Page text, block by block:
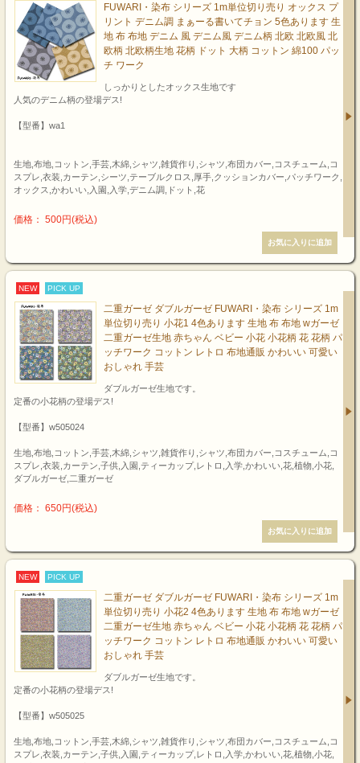
FUWARI・染布 シリーズ 1m単位切り売り オックス プ
リント デニム調 まぁーる書いてチョン 5色あります 生
地 布 布地 デニム 風 デニム風 デニム柄 北欧 北欧風 北
欧柄 北欧柄生地 花柄 ドット 大柄 コットン 綿100 パッ
チ ワーク
しっかりとしたオックス生地です
人気のデニム柄の登場デス!
【型番】wa1
生地,布地,コットン,手芸,木綿,シャツ,雑貨作り,シャツ,布団カバー,コスチューム,コ
スプレ,衣装,カーテン,シーツ,テーブルクロス,厚手,クッションカバー,パッチワーク,
オックス,かわいい,入園,入学,デニム調,ドット,花
価格： 500円(税込)
NEW PICK UP
二重ガーゼ ダブルガーゼ FUWARI・染布 シリーズ 1m
単位切り売り 小花1 4色あります 生地 布 布地 wガーゼ
二重ガーゼ生地 赤ちゃん ベビー 小花 小花柄 花 花柄 パ
ッチワーク コットン レトロ 布地通販 かわいい 可愛い
おしゃれ 手芸
ダブルガーゼ生地です。
定番の小花柄の登場デス!
【型番】w505024
生地,布地,コットン,手芸,木綿,シャツ,雑貨作り,シャツ,布団カバー,コスチューム,コ
スプレ,衣装,カーテン,子供,入園,ティーカップ,レトロ,入学,かわいい,花,植物,小花,
ダブルガーゼ,二重ガーゼ
価格： 650円(税込)
NEW PICK UP
二重ガーゼ ダブルガーゼ FUWARI・染布 シリーズ 1m
単位切り売り 小花2 4色あります 生地 布 布地 wガーゼ
二重ガーゼ生地 赤ちゃん ベビー 小花 小花柄 花 花柄 パ
ッチワーク コットン レトロ 布地通販 かわいい 可愛い
おしゃれ 手芸
ダブルガーゼ生地です。
定番の小花柄の登場デス!
【型番】w505025
生地,布地,コットン,手芸,木綿,シャツ,雑貨作り,シャツ,布団カバー,コスチューム,コ
スプレ,衣装,カーテン,子供,入園,ティーカップ,レトロ,入学,かわいい,花,植物,小花,